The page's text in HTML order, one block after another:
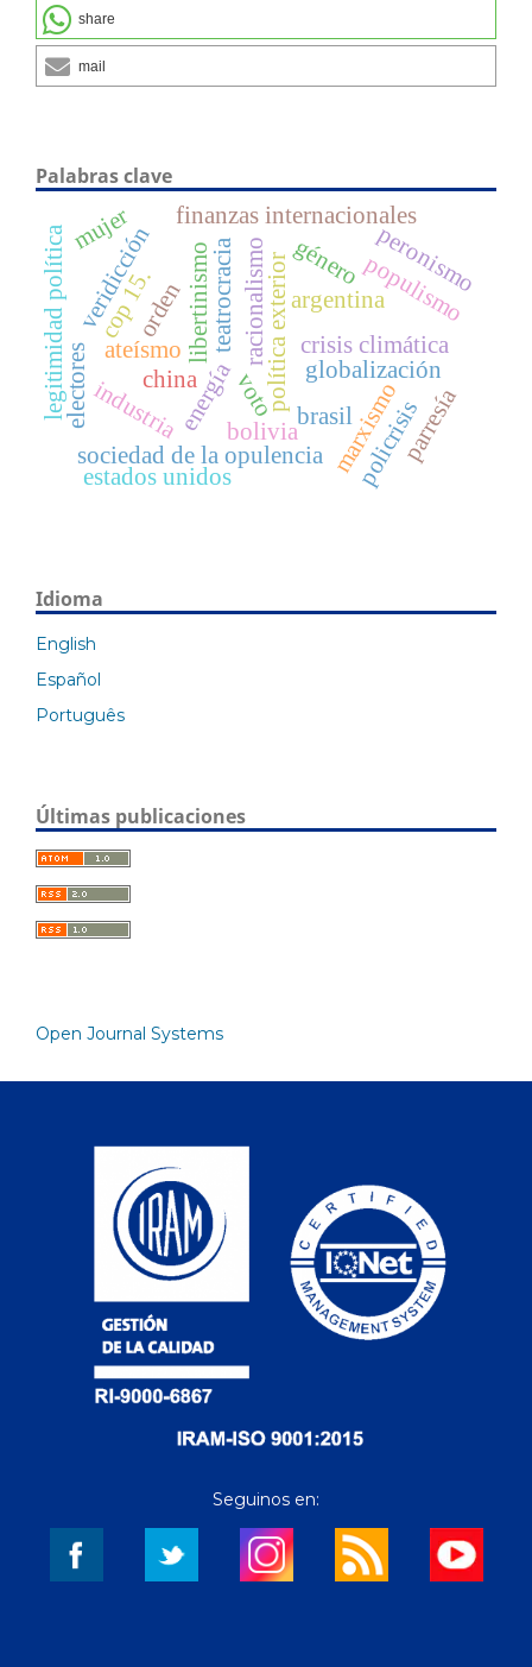
share
mail
Palabras clave
política exterior
energía
argentina
bolivia
brasil
libertinismo
ateísmo racionalismo
marxismo
sociedad de la opulencia
orden
globalización
policrisis
china
industria
estados unidos
electores voto
crisis climática
cop 15.
legitimidad política teatrocracia
finanzas internacionales
populismo
peronismo
veridicción
parresía
género
mujer
Idioma
English
Español
Português
Últimas publicaciones
Open Journal Systems
Seguinos en: